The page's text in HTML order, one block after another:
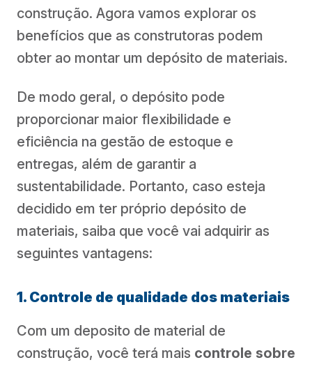
construção. Agora vamos explorar os
benefícios que as construtoras podem
obter ao montar um depósito de materiais.
De modo geral, o depósito pode
proporcionar maior flexibilidade e
eficiência na gestão de estoque e
entregas, além de garantir a
sustentabilidade. Portanto, caso esteja
decidido em ter próprio depósito de
materiais, saiba que você vai adquirir as
seguintes vantagens:
1. Controle de qualidade dos materiais
Com um deposito de material de
construção, você terá mais controle sobre